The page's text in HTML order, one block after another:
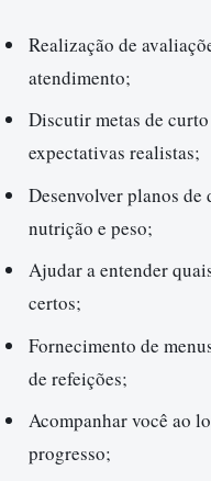
Realização de
atendimento;
Discutir metas de
expectativas realistas;
Desenvolver planos de
nutrição e peso;
Ajudar a entender
certos;
Fornecimento de
de refeições;
Acompanhar você ao
progresso;